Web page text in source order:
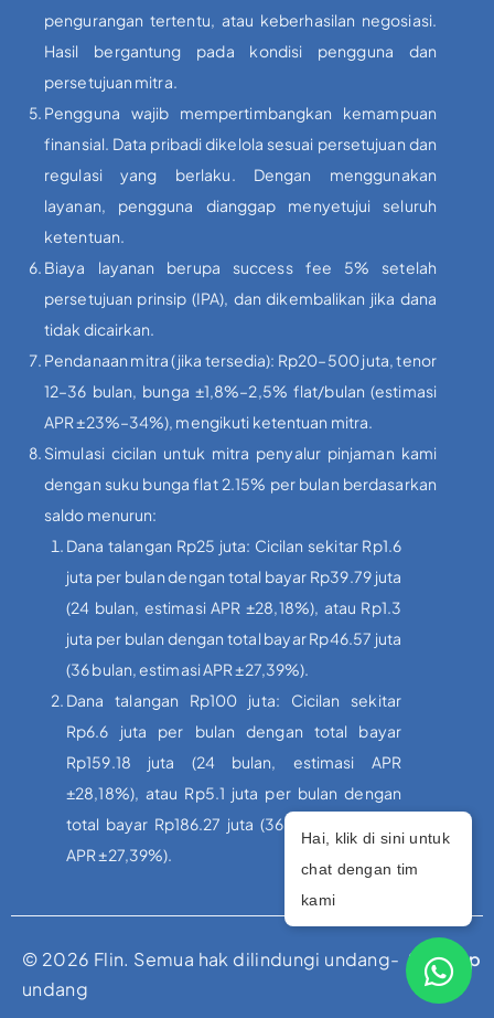
pengurangan tertentu, atau keberhasilan negosiasi.
Hasil bergantung pada kondisi pengguna dan
persetujuan mitra.
Pengguna wajib mempertimbangkan kemampuan
finansial. Data pribadi dikelola sesuai persetujuan dan
regulasi yang berlaku. Dengan menggunakan
layanan, pengguna dianggap menyetujui seluruh
ketentuan.
Biaya layanan berupa success fee 5% setelah
persetujuan prinsip (IPA), dan dikembalikan jika dana
tidak dicairkan.
Pendanaan mitra (jika tersedia): Rp20–500 juta, tenor
12–36 bulan, bunga ±1,8%–2,5% flat/bulan (estimasi
APR ±23%–34%), mengikuti ketentuan mitra.
Simulasi cicilan untuk mitra penyalur pinjaman kami
dengan suku bunga flat 2.15% per bulan berdasarkan
saldo menurun:
Dana talangan Rp25 juta: Cicilan sekitar Rp1.6
juta per bulan dengan total bayar Rp39.79 juta
(24 bulan, estimasi APR ±28,18%), atau Rp1.3
juta per bulan dengan total bayar Rp46.57 juta
(36 bulan, estimasi APR ±27,39%).
Dana talangan Rp100 juta: Cicilan sekitar
Rp6.6 juta per bulan dengan total bayar
Rp159.18 juta (24 bulan, estimasi APR
±28,18%), atau Rp5.1 juta per bulan dengan
total bayar Rp186.27 juta (36 bulan, estimasi
APR ±27,39%).
Hai, klik di sini untuk
chat dengan tim
kami
© 2026 Flin. Semua hak dilindungi undang-
undang
Sitemap